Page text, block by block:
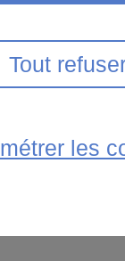
des
Tout
les